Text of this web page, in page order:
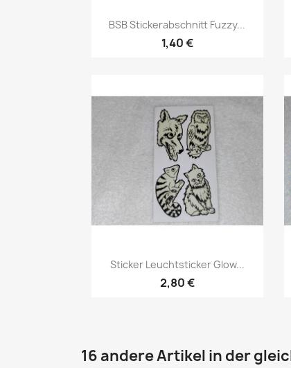
BSB Stickerabschnitt Fuzzy...
1,40 €
Sticker Leuchtsticker Glow...
2,80 €
16 andere Artikel in der